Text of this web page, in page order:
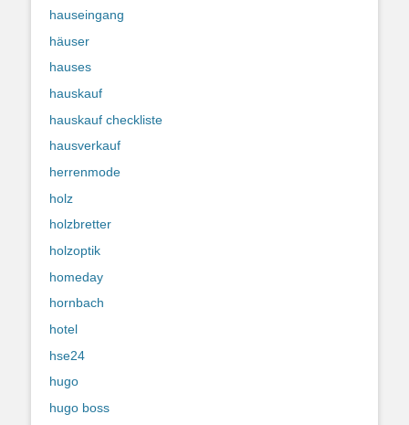
hauseingang
häuser
hauses
hauskauf
hauskauf checkliste
hausverkauf
herrenmode
holz
holzbretter
holzoptik
homeday
hornbach
hotel
hse24
hugo
hugo boss